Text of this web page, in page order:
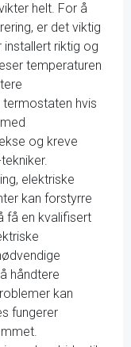
helt. For å
er det viktig
riktig og
temperaturen
hvis
og kreve
elektriske
kan forstyrre
få en kvalifisert
håndtere
kan
fungerer